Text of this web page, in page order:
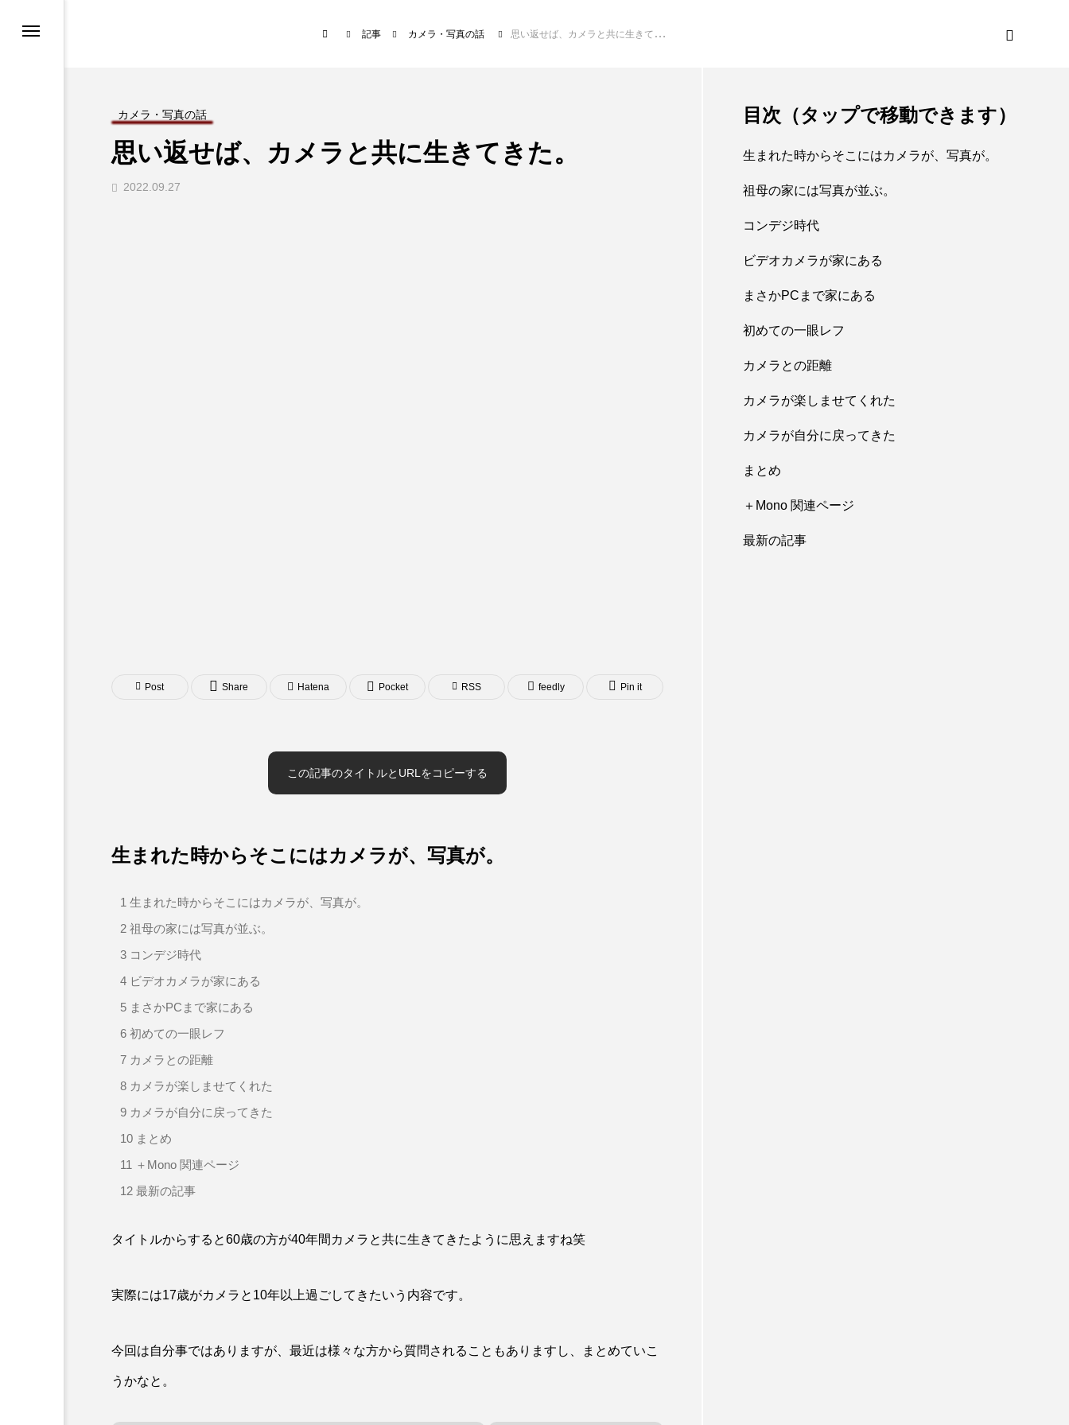
記事 カメラ・写真の話 思い返せば、カメラと共に生きてきた。
カメラ・写真の話
思い返せば、カメラと共に生きてきた。
2022.09.27
Post Share Hatena Pocket RSS feedly Pin it
この記事のタイトルとURLをコピーする
生まれた時からそこにはカメラが、写真が。
1 生まれた時からそこにはカメラが、写真が。
2 祖母の家には写真が並ぶ。
3 コンデジ時代
4 ビデオカメラが家にある
5 まさかPCまで家にある
6 初めての一眼レフ
7 カメラとの距離
8 カメラが楽しませてくれた
9 カメラが自分に戻ってきた
10 まとめ
11 ＋Mono 関連ページ
12 最新の記事
タイトルからすると60歳の方が40年間カメラと共に生きてきたように思えますね笑
実際には17歳がカメラと10年以上過ごしてきたいう内容です。
今回は自分事ではありますが、最近は様々な方から質問されることもありますし、まとめていこ
うかなと。
目次（タップで移動できます）
生まれた時からそこにはカメラが、写真が。
祖母の家には写真が並ぶ。
コンデジ時代
ビデオカメラが家にある
まさかPCまで家にある
初めての一眼レフ
カメラとの距離
カメラが楽しませてくれた
カメラが自分に戻ってきた
まとめ
＋Mono 関連ページ
最新の記事